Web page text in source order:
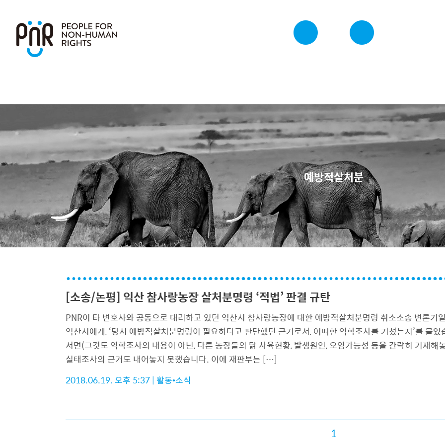
예방적살처분
[소송/논평] 익산 참사랑농장 살처분명령 ‘적법’ 판결 규탄
PNR이 타 변호사와 공동으로 대리하고 있던 익산시 참사랑농장에 대한 예방적살처분명령 취소소송 변론기
익산시에게, ‘당시 예방적살처분명령이 필요하다고 판단했던 근거로서, 어떠한 역학조사를 거쳤는지’를 물
서면(그것도 역학조사의 내용이 아닌, 다른 농장들의 닭 사육현황, 발생원인, 오염가능성 등을 간략히 기재해
실태조사의 근거도 내어놓지 못했습니다. 이에 재판부는 […]
2018.06.19. 오후 5:37| 활동•소식
1